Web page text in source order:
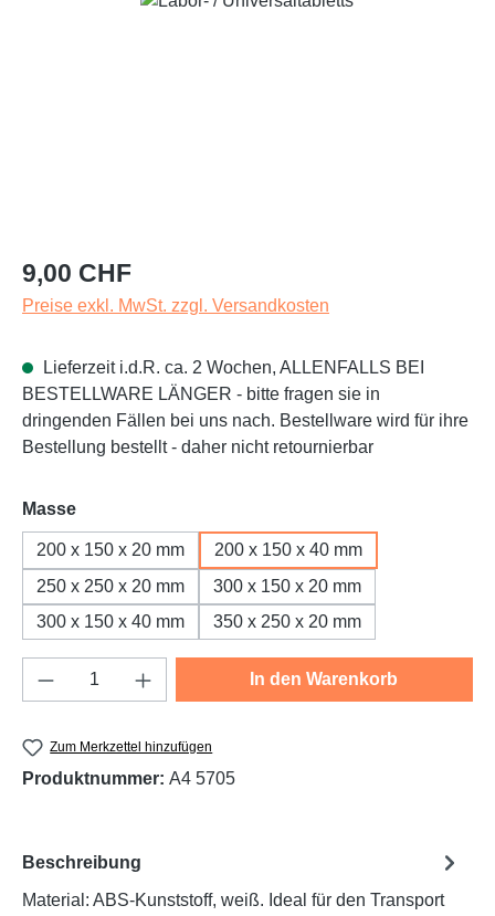
Regulärer Preis:
9,00 CHF
Preise exkl. MwSt. zzgl. Versandkosten
Lieferzeit i.d.R. ca. 2 Wochen, ALLENFALLS BEI
BESTELLWARE LÄNGER - bitte fragen sie in
dringenden Fällen bei uns nach. Bestellware wird für ihre
Bestellung bestellt - daher nicht retournierbar
Masseauswählen
200 x 150 x 20 mm
200 x 150 x 40 mm
250 x 250 x 20 mm
300 x 150 x 20 mm
300 x 150 x 40 mm
350 x 250 x 20 mm
Produkt Anzahl: Gib den gewünschten
In den Warenkorb
Zum Merkzettel hinzufügen
Produktnummer: A4 5705
Beschreibung
Material: ABS-Kunststoff, weiß. Ideal für den Transport